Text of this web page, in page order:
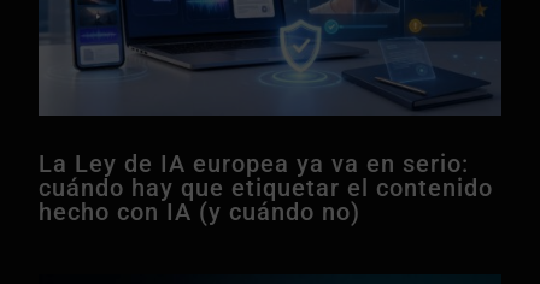
La Ley de IA europea ya va en serio:
cuándo hay que etiquetar el contenido
hecho con IA (y cuándo no)